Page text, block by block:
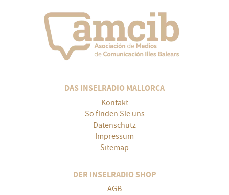
DAS INSELRADIO MALLORCA
Kontakt
So finden Sie uns
Datenschutz
Impressum
Sitemap
DER INSELRADIO SHOP
AGB